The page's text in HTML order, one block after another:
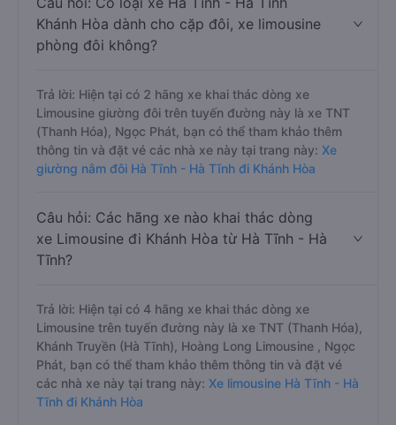
Khánh Hòa dành cho cặp đôi, xe limousine
phòng đôi không?
Trả lời: Hiện tại có 2 hãng xe khai thác dòng xe
Limousine giường đôi trên tuyến đường này là xe TNT
(Thanh Hóa), Ngọc Phát, bạn có thể tham khảo thêm
thông tin và đặt vé các nhà xe này tại trang này: Xe
giường nằm đôi Hà Tĩnh - Hà Tĩnh đi Khánh Hòa
Câu hỏi: Các hãng xe nào khai thác dòng
xe Limousine đi Khánh Hòa từ Hà Tĩnh - Hà
Tĩnh?
Trả lời: Hiện tại có 4 hãng xe khai thác dòng xe
Limousine trên tuyến đường này là xe TNT (Thanh Hóa),
Khánh Truyền (Hà Tĩnh), Hoàng Long Limousine , Ngọc
Phát, bạn có thể tham khảo thêm thông tin và đặt vé
các nhà xe này tại trang này: Xe limousine Hà Tĩnh - Hà
Tĩnh đi Khánh Hòa